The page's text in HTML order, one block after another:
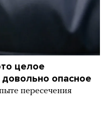
целое
опасное
пересечения